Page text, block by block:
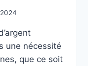
une nécessité
que ce soit